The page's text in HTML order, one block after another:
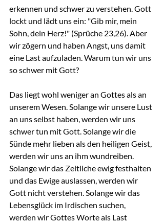
erkennen und schwer zu verstehen. Gott
lockt und lädt uns ein: "Gib mir, mein
Sohn, dein Herz!" (Sprüche 23,26). Aber
wir zögern und haben Angst, uns damit
eine Last aufzuladen. Warum tun wir uns
so schwer mit Gott?
Das liegt wohl weniger an Gottes als an
unserem Wesen. Solange wir unsere Lust
an uns selbst haben, werden wir uns
schwer tun mit Gott. Solange wir die
Sünde mehr lieben als den heiligen Geist,
werden wir uns an ihm wundreiben.
Solange wir das Zeitliche ewig festhalten
und das Ewige auslassen, werden wir
Gott nicht verstehen. Solange wir das
Lebensglück im Irdischen suchen,
werden wir Gottes Worte als Last